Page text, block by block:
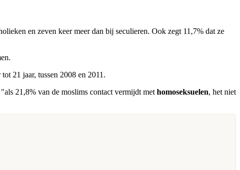
en zeven keer meer dan bij seculieren. Ook zegt 11,7% dat ze
21 jaar, tussen 2008 en 2011.
21,8% van de moslims contact vermijdt met homoseksuelen, het niet